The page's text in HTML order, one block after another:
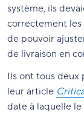
système, ils
correctement
de pouvoir
de livraison en
Ils ont tous deux
leur article
date à laquelle